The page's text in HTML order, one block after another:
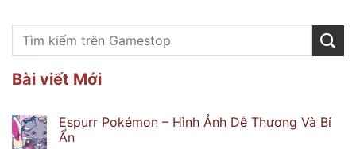
Bài viết Mới
Espurr Pokémon – Hình Ảnh Dễ Thương Và Bí
Ẩn